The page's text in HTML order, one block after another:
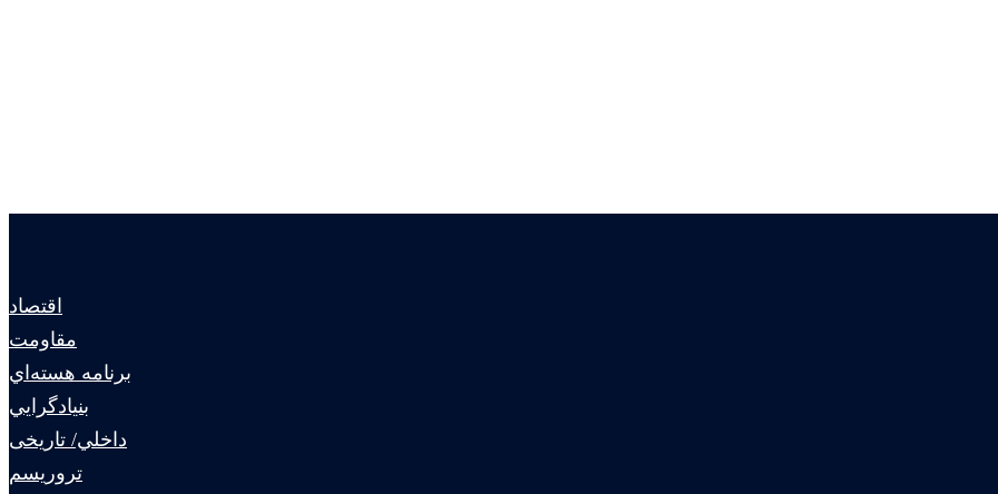
اقتصاد
مقاومت
برنامه هسته‌اي
بنيادگرايي
داخلي/ تاریخی
تروريسم